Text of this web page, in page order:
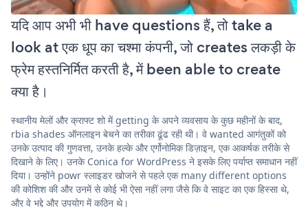
यदि आप अभी भी have questions हैं, तो take a
look at एक धूप का चश्मा कंपनी, जो creates लकड़ी के
फ्रेम हस्तनिर्मित करती है, में been able to create
क्या है।
स्थानीय मेलों और क्राफ्ट शो में getting के अपने व्यवसाय के कुछ महीनों के बाद,
rbia shades ऑनलाइन बेचने का तरीका ढूंढ रही थी। वे wanted आगंतुकों को
उनके उत्पाद की गुणवत्ता, उनके हल्के और एर्गोनोमिक डिज़ाइन, एक आकर्षक तरीके से
दिखाने के लिए। उनके Conica for WordPress ने इसके लिए पर्याप्त समाधान नहीं
दिया। उन्होंने powr स्लाइडर खोजने से पहले एक many different options
की कोशिश की और उनमें से कोई भी ऐसा नहीं लगा जैसे कि वे साइट का एक हिस्सा थे,
और वे भद्दे और उपयोग में कठिन थे।